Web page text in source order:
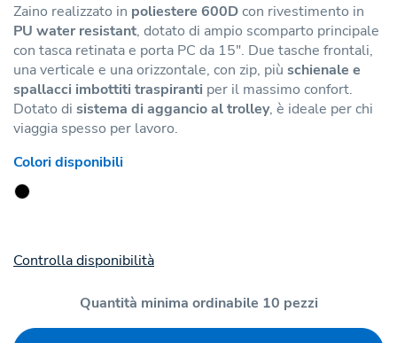
Zaino realizzato in poliestere 600Dcon rivestimento in
PU water resistant, dotato di ampio scomparto principale
con tasca retinata e porta PC da 15". Due tasche frontali,
una verticale e una orizzontale, con zip, più schienale e
spallacci imbottiti traspiranti per il massimo confort.
Dotato di sistema di aggancio al trolley, è ideale per chi
viaggia spesso per lavoro.
Colori disponibili
Controlla disponibilità
Quantità minima ordinabile 10 pezzi